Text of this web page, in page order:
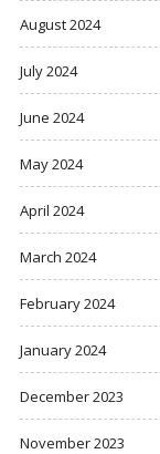
August 2024
July 2024
June 2024
May 2024
April 2024
March 2024
February 2024
January 2024
December 2023
November 2023